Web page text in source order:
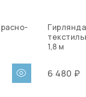
1,8 м
6 480 ₽